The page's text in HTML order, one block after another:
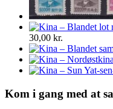
30,00 kr.
Kom i gang med at